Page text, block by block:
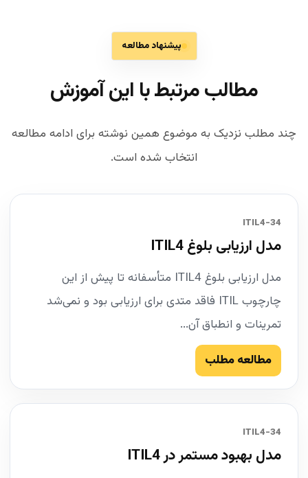
پیشنهاد مطالعه
مطالب مرتبط با این آموزش
چند مطلب نزدیک به موضوع همین نوشته برای ادامه مطالعه
انتخاب شده است.
34-ITIL4
مدل ارزیابی بلوغ ITIL4
مدل ارزیابی بلوغ ITIL4 متأسفانه تا پیش از این
چارچوب ITIL فاقد متدی برای ارزیابی بود و نمی‌شد
تمرینات و انطباق آن...
مطالعه مطلب
34-ITIL4
مدل بهبود مستمر در ITIL4